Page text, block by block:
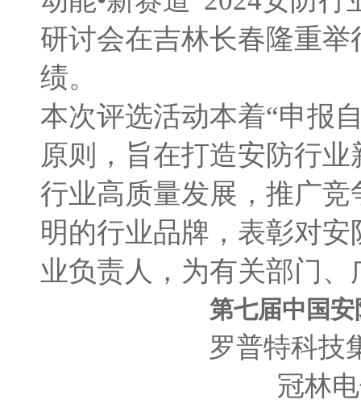
研讨会在吉林长春隆重
绩。
本次评选活动本着“申报
原则，旨在打造安防行
行业高质量发展，推广
明的行业品牌，表彰对
业负责人，为有关部门
第七届中国
罗普特科技
冠林